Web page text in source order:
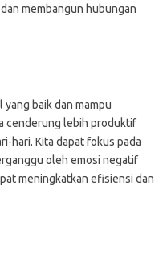
membangun hubungan
baik dan mampu
cenderung lebih produktif
hari. Kita dapat fokus pada
oleh emosi negatif
meningkatkan efisiensi dan